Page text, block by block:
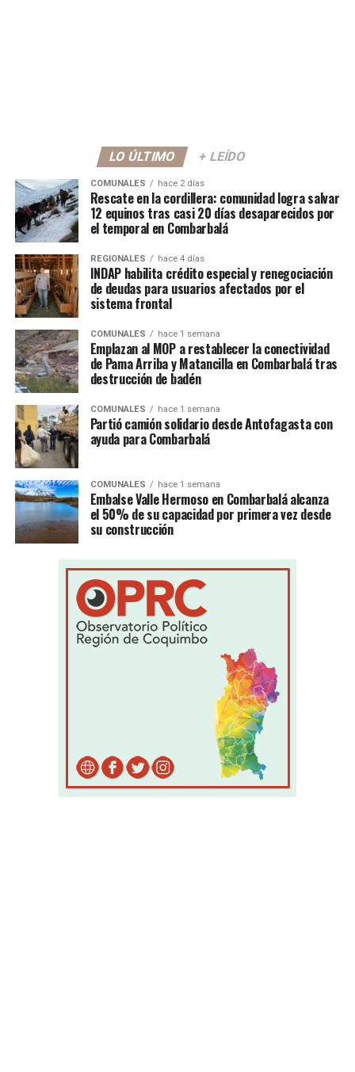
LO ÚLTIMO + LEÍDO
COMUNALES hace 2 días
Rescate en la cordillera: comunidad logra salvar
12 equinos tras casi 20 días desaparecidos por
el temporal en Combarbalá
REGIONALES hace 4 días
INDAP habilita crédito especial y renegociación
de deudas para usuarios afectados por el
sistema frontal
COMUNALES hace 1 semana
Emplazan al MOP a restablecer la conectividad
de Pama Arriba y Matancilla en Combarbalá tras
destrucción de badén
COMUNALES hace 1 semana
Partió camión solidario desde Antofagasta con
ayuda para Combarbalá
COMUNALES hace 1 semana
Embalse Valle Hermoso en Combarbalá alcanza
el 50% de su capacidad por primera vez desde
su construcción